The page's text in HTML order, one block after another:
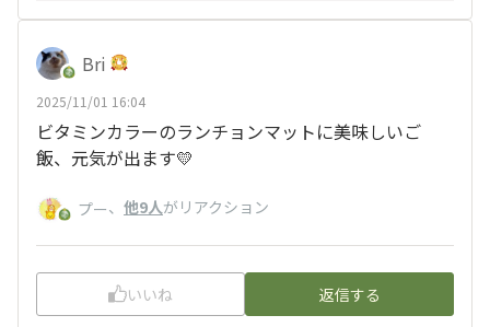
Bri
2025/11/01 16:04
ビタミンカラーのランチョンマットに美味しいご
飯、元気が出ます💛
プー、 他9人がリアクション
いいね 返信する